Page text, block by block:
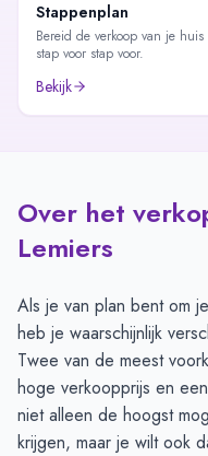
Stappenplan
Bereid de verkoop van je huis
stap voor stap voor.
Bekijk
Over het
Lemiers
Als je van plan bent om
heb je waarschijnlijk
Twee van de meest
hoge verkoopprijs en
niet alleen de hoogst
krijgen, maar je wilt ook